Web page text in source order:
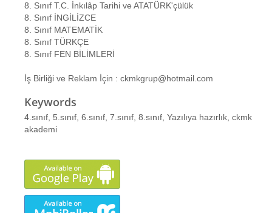
8. Sınıf T.C. İnkılâp Tarihi ve ATATÜRK'çülük
8. Sınıf İNGİLİZCE
8. Sınıf MATEMATİK
8. Sınıf TÜRKÇE
8. Sınıf FEN BİLİMLERİ
İş Birliği ve Reklam İçin : ckmkgrup@hotmail.com
Keywords
4.sınıf, 5.sınıf, 6.sınıf, 7.sınıf, 8.sınıf, Yazılıya hazırlık, ckmk
akademi